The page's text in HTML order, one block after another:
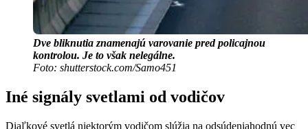
Dve bliknutia znamenajú varovanie pred policajnou
kontrolou. Je to však nelegálne.
Foto: shutterstock.com/Samo451
Iné signály svetlami od vodičov
Diaľkové svetlá niektorým vodičom slúžia na odsúdeniahodnú vec